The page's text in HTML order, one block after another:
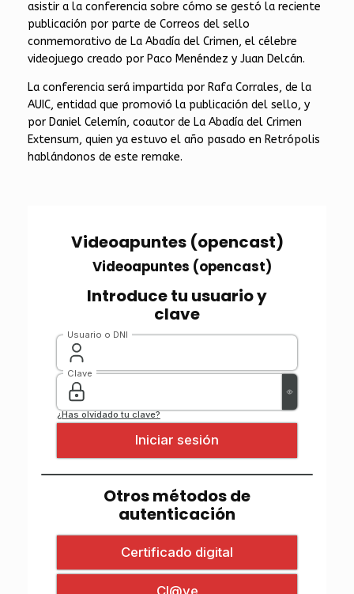
asistir a la conferencia sobre cómo se gestó la reciente
publicación por parte de Correos del sello
conmemorativo de La Abadía del Crimen, el célebre
videojuego creado por Paco Menéndez y Juan Delcán.
La conferencia será impartida por Rafa Corrales, de la
AUIC, entidad que promovió la publicación del sello, y
por Daniel Celemín, coautor de La Abadía del Crimen
Extensum, quien ya estuvo el año pasado en Retrópolis
hablándonos de este remake.